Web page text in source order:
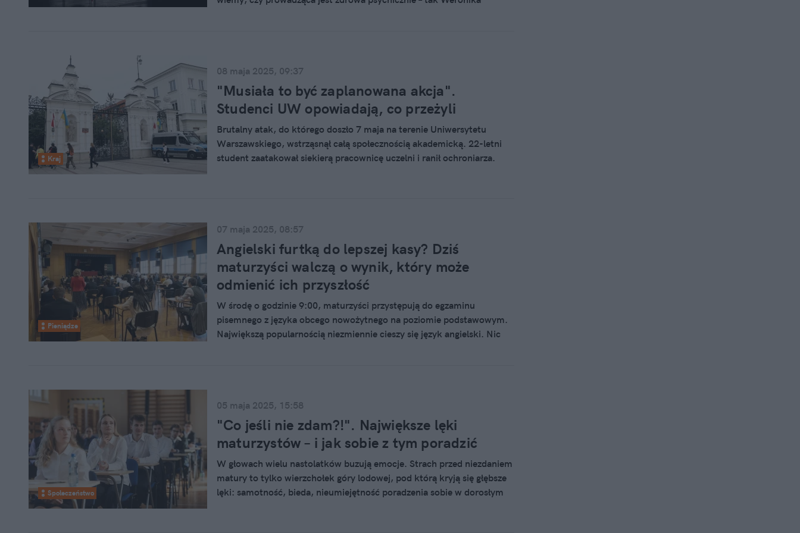
Kraj
08 maja 2025, 09:37
"Musiała to być zaplanowana akcja".
Studenci UW opowiadają, co przeżyli
Brutalny atak, do którego doszło 7 maja na terenie Uniwersytetu
Warszawskiego, wstrząsnął całą społecznością akademicką. 22-letni
student zaatakował siekierą pracownicę uczelni i ranił ochroniarza.
Pieniądze
07 maja 2025, 08:57
Angielski furtką do lepszej kasy? Dziś
maturzyści walczą o wynik, który może
odmienić ich przyszłość
W środę o godzinie 9:00, maturzyści przystępują do egzaminu
pisemnego z języka obcego nowożytnego na poziomie podstawowym.
Największą popularnością niezmiennie cieszy się język angielski. Nic
Społeczeństwo
05 maja 2025, 15:58
"Co jeśli nie zdam?!". Największe lęki
maturzystów – i jak sobie z tym poradzić
W głowach wielu nastolatków buzują emocje. Strach przed niezdaniem
matury to tylko wierzchołek góry lodowej, pod którą kryją się głębsze
lęki: samotność, bieda, nieumiejętność poradzenia sobie w dorosłym